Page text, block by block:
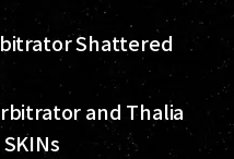
Shattered
and Thalia